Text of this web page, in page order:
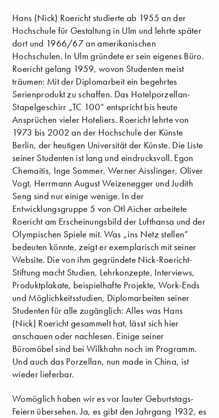
Hans (Nick) Roericht studierte ab 1955 an der
Hochschule für Gestaltung in Ulm und lehrte später
dort und 1966/67 an amerikanischen
Hochschulen. In Ulm gründete er sein eigenes Büro.
Roericht gelang 1959, wovon Studenten meist
träumen: Mit der Diplomarbeit ein begehrtes
Serienprodukt zu schaffen. Das Hotelporzellan-
Stapelgeschirr „TC 100“ entspricht bis heute
Ansprüchen vieler Hoteliers. Roericht lehrte von
1973 bis 2002 an der Hochschule der Künste
Berlin, der heutigen Universität der Künste. Die Liste
seiner Studenten ist lang und eindrucksvoll. Egon
Chemaitis, Inge Sommer, Werner Aisslinger, Oliver
Vogt, Herrmann August Weizenegger und Judith
Seng sind nur einige wenige. In der
Entwicklungsgruppe 5 von Otl Aicher arbeitete
Roericht am Erscheinungsbild der Lufthansa und der
Olympischen Spiele mit. Was „ins Netz stellen“
bedeuten könnte, zeigt er exemplarisch mit seiner
Website. Die von ihm gegründete Nick-Roericht-
Stiftung macht Studien, Lehrkonzepte, Interviews,
Produktplakate, beispielhafte Projekte, Work-Ends
und Möglichkeitsstudien, Diplomarbeiten seiner
Studenten für alle zugänglich: Alles was Hans
(Nick) Roericht gesammelt hat, lässt sich hier
anschauen oder nachlesen. Einige seiner
Büromöbel sind bei Wilkhahn noch im Programm.
Und auch das Porzellan, nun made in China, ist
wieder lieferbar.
Womöglich haben wir es vor lauter Geburtstags-
Feiern übersehen. Ja, es gibt den Jahrgang 1932, es